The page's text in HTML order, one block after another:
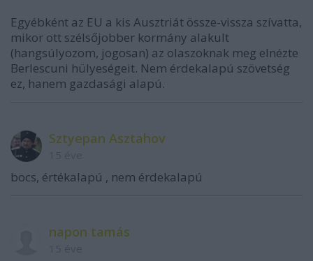
Egyébként az EU a kis Ausztriát össze-vissza szívatta,
mikor ott szélsőjobber kormány alakult
(hangsúlyozom, jogosan) az olaszoknak meg elnézte
Berlescuni hülyeségeit. Nem érdekalapú szövetség
ez, hanem gazdasági alapú.
Sztyepan Asztahov
bocs, értékalapú , nem érdekalapú
napon tamás